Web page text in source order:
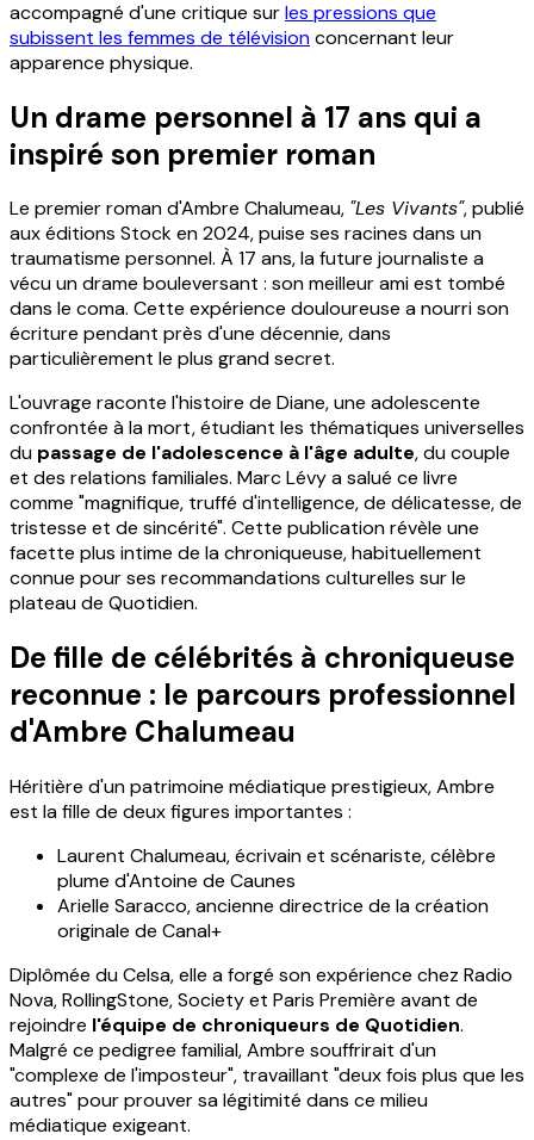
accompagné d'une critique surles pressions que
subissent les femmes de télévisionconcernant leur
apparence physique.
Un drame personnel à 17 ans qui a
inspiré son premier roman
Le premier roman d'Ambre Chalumeau, "Les Vivants", publié
aux éditions Stock en 2024, puise ses racines dans un
traumatisme personnel. À 17 ans, la future journaliste a
vécu un drame bouleversant : son meilleur ami est tombé
dans le coma. Cette expérience douloureuse a nourri son
écriture pendant près d'une décennie, dans
particulièrement le plus grand secret.
L'ouvrage raconte l'histoire de Diane, une adolescente
confrontée à la mort, étudiant les thématiques universelles
du passage de l'adolescence à l'âge adulte, du couple
et des relations familiales. Marc Lévy a salué ce livre
comme "magnifique, truffé d'intelligence, de délicatesse, de
tristesse et de sincérité". Cette publication révèle une
facette plus intime de la chroniqueuse, habituellement
connue pour ses recommandations culturelles sur le
plateau de Quotidien.
De fille de célébrités à chroniqueuse
reconnue : le parcours professionnel
d'Ambre Chalumeau
Héritière d'un patrimoine médiatique prestigieux, Ambre
est la fille de deux figures importantes :
Laurent Chalumeau, écrivain et scénariste, célèbre
plume d'Antoine de Caunes
Arielle Saracco, ancienne directrice de la création
originale de Canal+
Diplômée du Celsa, elle a forgé son expérience chez Radio
Nova, RollingStone, Society et Paris Première avant de
rejoindre l'équipe de chroniqueurs de Quotidien.
Malgré ce pedigree familial, Ambre souffrirait d'un
"complexe de l'imposteur", travaillant "deux fois plus que les
autres" pour prouver sa légitimité dans ce milieu
médiatique exigeant.